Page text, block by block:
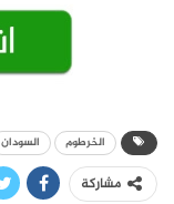
الخرطوم السودان
مشاركة